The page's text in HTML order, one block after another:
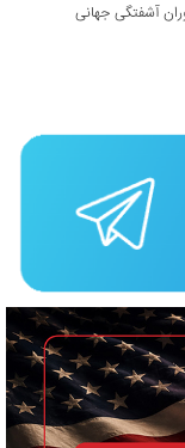
آشفتگی جهانی